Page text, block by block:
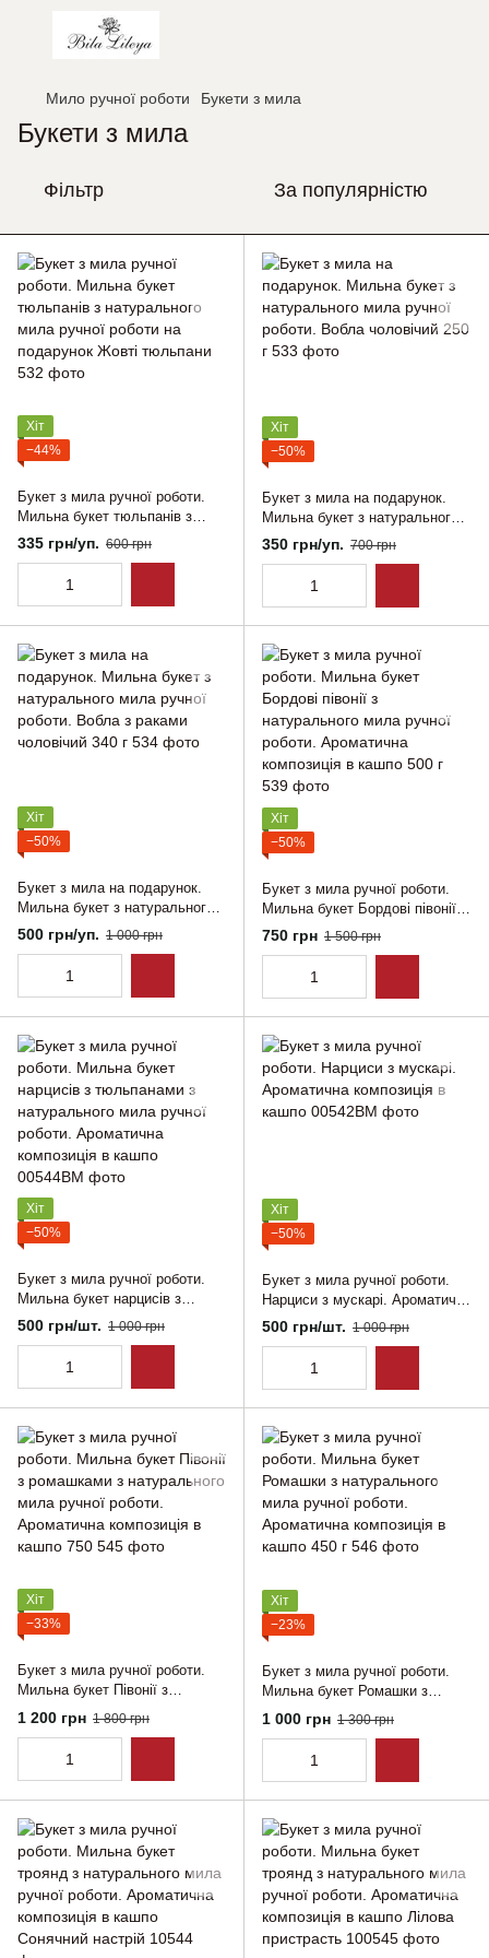
Мило ручної роботи Букети з мила
Букети з мила
Фільтр За популярністю
Хіт
−44%
Букет з мила ручної роботи.
Мильна букет тюльпанів з
натурального мила ручної
роботи на подарунок Жовті
тюльпани
335 грн/уп. 600 грн
Хіт
−50%
Букет з мила на подарунок.
Мильна букет з натурального
мила ручної роботи. Вобла
чоловічий 250 г
350 грн/уп. 700 грн
Хіт
−50%
Букет з мила на подарунок.
Мильна букет з натурального
мила ручної роботи. Вобла з
раками чоловічий 340 г
500 грн/уп. 1 000 грн
Хіт
−50%
Букет з мила ручної роботи.
Мильна букет Бордові півонії з
натурального мила ручної
роботи. Ароматична композиція
в кашпо 500 г
750 грн 1 500 грн
Хіт
−50%
Букет з мила ручної роботи.
Мильна букет нарцисів з
тюльпанами з натурального
мила ручної роботи.
Ароматична композиція в
500 грн/шт. 1 000 грн
Хіт
−50%
Букет з мила ручної роботи.
Нарциси з мускарі. Ароматична
композиція в кашпо
500 грн/шт. 1 000 грн
Хіт
−33%
Букет з мила ручної роботи.
Мильна букет Півонії з
ромашками з натурального
мила ручної роботи.
кашпо 750
1 200 грн 1 800 грн
Хіт
−23%
Букет з мила ручної роботи.
Мильна букет Ромашки з
натурального мила ручної
роботи. Ароматична композиція
1 000 грн 1 300 грн